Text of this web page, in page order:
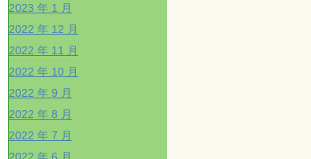
2023 年 1 月
2022 年 12 月
2022 年 11 月
2022 年 10 月
2022 年 9 月
2022 年 8 月
2022 年 7 月
2022 年 6 月